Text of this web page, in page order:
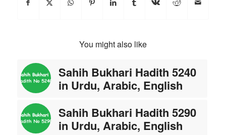
You might also like
Sahih Bukhari Hadith 5240
in Urdu, Arabic, English
Sahih Bukhari Hadith 5290
in Urdu, Arabic, English